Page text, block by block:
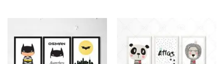
₺1.049,99